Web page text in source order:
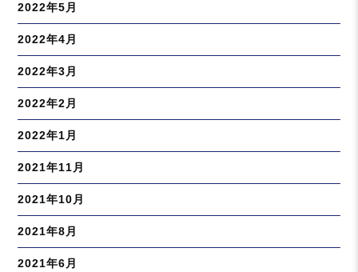
2022年5月
2022年4月
2022年3月
2022年2月
2022年1月
2021年11月
2021年10月
2021年8月
2021年6月